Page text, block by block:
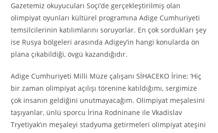
Gazetemiz okuyucuları Soçi’de gerçekleştirilmiş olan
olimpiyat oyunları kültürel programına Adige Cumhuriyeti
temsilcilerinin katılımlarını soruyorlar. En çok sordukları şey
ise Rusya bölgeleri arasında Adigey’in hangi konularda ön
plana çıkabildiği, övgü kazandığıdır.
Adige Cumhuriyeti Milli Müze çalışanı SİHACEKO İrine; ‘Hiç
bir zaman olimpiyat açılışı törenine katıldığımı, sergimize
çok insanın geldiğini unutmayacağım. Olimpiyat meşalesini
taşıyanlar, ünlü sporcu İrina Rodninane ile Vkadislav
Tryetiyak’ın meşaleyi stadyuma getirmeleri olimpiyat ateşini